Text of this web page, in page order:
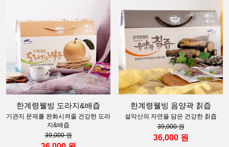
한계령웰빙 도라지&배즙
기관지 문제를 완화시켜줄 건강한 도라
지&배즙
39,000 원
한계령웰빙 음양곽 칡즙
설악산의 자연을 담은 건강한 칡즙
39,000 원
36,000 원